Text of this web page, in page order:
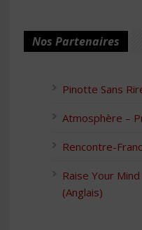
Nos Partenaires
Pinotte Sans
Atmosphère –
Rencontre-
Raise Your
(Anglais)